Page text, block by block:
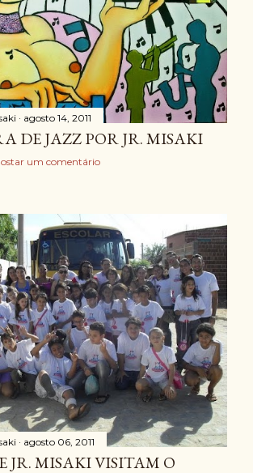
agosto 14, 2011
DE JAZZ POR JR. MISAKI
um comentário
agosto 06, 2011
JR. MISAKI VISITAM O